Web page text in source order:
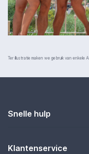
Ter illustratie maken we gebruik van enkele
Snelle hulp
Klantenservice